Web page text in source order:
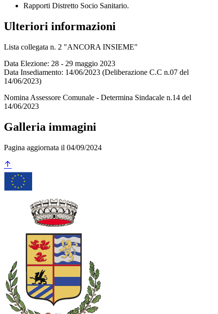
Rapporti Distretto Socio Sanitario.
Ulteriori informazioni
Lista collegata n. 2 "ANCORA INSIEME"
Data Elezione: 28 - 29 maggio 2023
Data Insediamento: 14/06/2023 (Deliberazione C.C n.07 del
14/06/2023)
Nomina Assessore Comunale - Determina Sindacale n.14 del
14/06/2023
Galleria immagini
Pagina aggiornata il 04/09/2024